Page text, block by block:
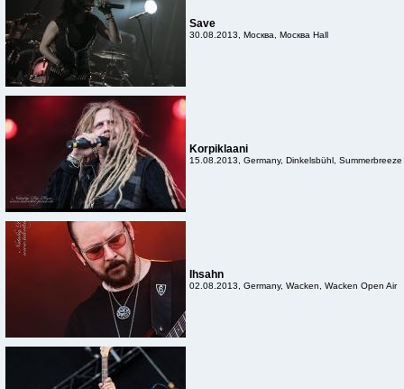
Save
30.08.2013, Москва, Москва Hall
Korpiklaani
15.08.2013, Germany, Dinkelsbühl, Summerbreeze
Ihsahn
02.08.2013, Germany, Wacken, Wacken Open Air